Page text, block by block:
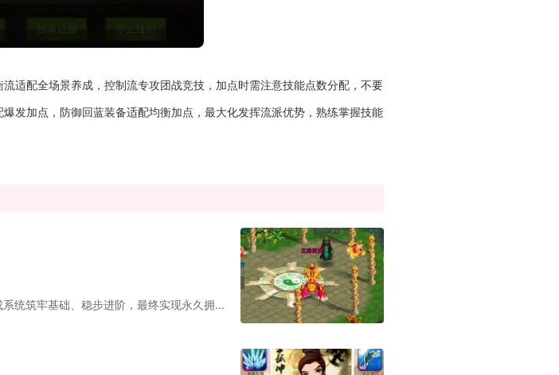
适配全场景养成，控制流专攻团战竞技，加点时需注意技能点数分配，不要
发加点，防御回蓝装备适配均衡加点，最大化发挥流派优势，熟练掌握技能
统筑牢基础、稳步进阶，最终实现永久拥...